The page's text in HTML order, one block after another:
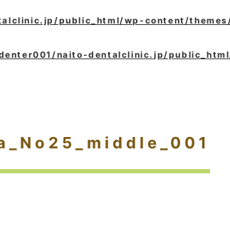
public_html/wp-content/
naito-dentalclinic.jp/